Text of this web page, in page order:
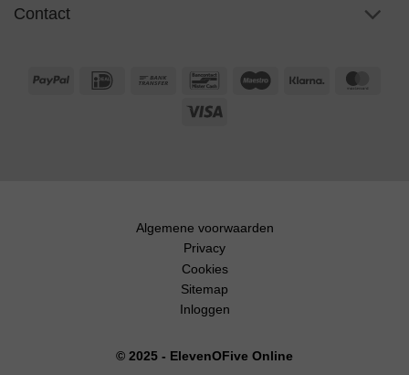
Contact
PayPal IDeal
Bank
BancontactMaestro Klarna
Algemene voorwaarden
Privacy
Cookies
Sitemap
Inloggen
© 2025 - ElevenOFive Online